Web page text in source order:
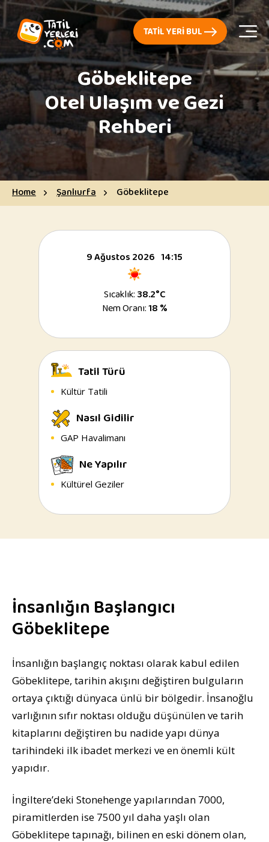
TATIL YERI BUL
Göbeklitepe
Otel Ulaşım ve Gezi
Rehberi
Home Şanlıurfa Göbeklitepe
Tatil Türü
Kültür Tatili
Nasıl Gidilir
GAP Havalimanı
Ne Yapılır
Kültürel Geziler
9 Ağustos 2026 14:15
Sıcaklık:38.2°C
Nem Oranı:18 %
İnsanlığın Başlangıcı
Göbeklitepe
İnsanlığın başlangıç noktası olarak kabul edilen
Göbeklitepe, tarihin akışını değiştiren bulguların
ortaya çıktığı dünyaca ünlü bir bölgedir. İnsanoğlu
varlığının sıfır noktası olduğu düşünülen ve tarih
kitaplarını değiştiren bu nadide yapı dünya
tarihindeki ilk ibadet merkezi ve en önemli kült
yapıdır.
İngiltere’deki Stonehenge yapılarından 7000,
piramitlerden ise 7500 yıl daha yaşlı olan
Göbeklitepe tapınağı, bilinen en eski dönem olan,